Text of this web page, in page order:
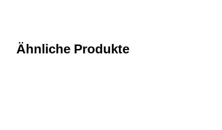
Ähnliche Produkte